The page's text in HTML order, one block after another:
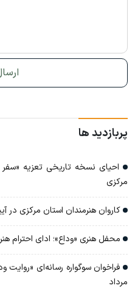
پربازدید ها
احیای نسخه‌ تاریخی تعزیه «سفر
مرکزی
کاروان هنرمندان استان مرکزی در
محفل هنری «وداع»؛ ادای احترام
مرداد